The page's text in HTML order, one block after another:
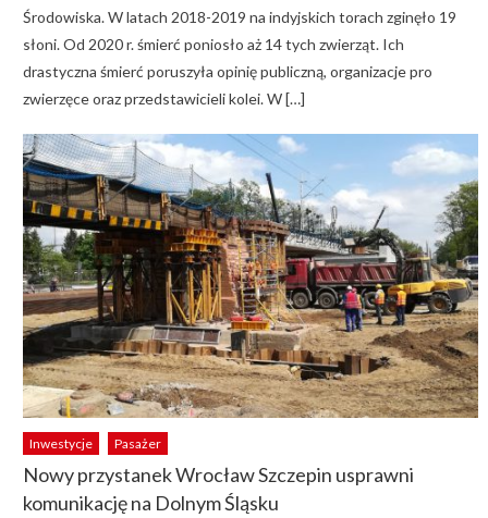
Środowiska. W latach 2018-2019 na indyjskich torach zginęło 19
słoni. Od 2020 r. śmierć poniosło aż 14 tych zwierząt. Ich
drastyczna śmierć poruszyła opinię publiczną, organizacje pro
zwierzęce oraz przedstawicieli kolei. W […]
Inwestycje Pasażer
Nowy przystanek Wrocław Szczepin usprawni
komunikację na Dolnym Śląsku